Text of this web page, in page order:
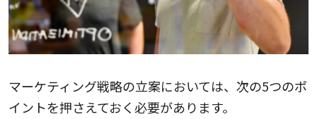
マーケティング戦略の立案においては、次の5つのポ
イントを押さえておく必要があります。